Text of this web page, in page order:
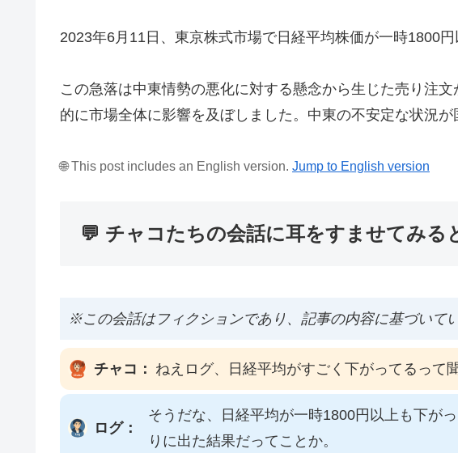
2023年6月11日、東京株式市場で日経平均株価が一時1800
この急落は中東情勢の悪化に対する懸念から生じた売り注
的に市場全体に影響を及ぼしました。中東の不安定な状況
🌐 This post includes an English version. Jump to English version
💬 チャコたちの会話に耳をすませてみる
※この会話はフィクションであり、記事の内容に基づいてい
チャコ： ねえログ、日経平均がすごく下がってるって
ログ：
そうだな、日経平均が一時1800円以上も下が
りに出た結果だってことか。